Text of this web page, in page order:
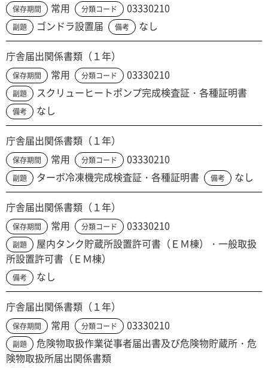
保存期間 常用 分類コード 03330210
副題 ゴンドラ設置届 備考 なし
庁舎届出関係書類（１年）
保存期間 常用 分類コード 03330210
副題 スクリューヒートポンプ完成検査証・各種証明書
備考 なし
庁舎届出関係書類（１年）
保存期間 常用 分類コード 03330210
副題 ターボ冷凍機完成検査証・各種証明書 備考 なし
庁舎届出関係書類（１年）
保存期間 常用 分類コード 03330210
副題
屋内タンク貯蔵所設置許可書（ＥＭ棟）・一般取扱
所設置許可書（ＥＭ棟）
備考 なし
庁舎届出関係書類（１年）
保存期間 常用 分類コード 03330210
副題
危険物取扱作業従事者届出書及び危険物貯蔵所・危
険物取扱所届出関係書類